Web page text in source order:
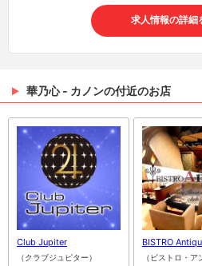
求人情報の詳細
華乃心 - カノンの付近のお店
Club Jupiter
（クラブジュピター）
BISTRO
（ビストロ・ア